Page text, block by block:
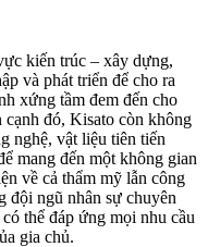
kiến trúc – xây dựng,
và phát triển để cho ra
xứng tầm đem đến cho
cạnh đó, Kisato còn không
nghệ, vật liệu tiên tiến
mang đến một không gian
về cả thẩm mỹ lẫn công
ngũ nhân sự chuyên
thể đáp ứng mọi nhu cầu
gia chủ.